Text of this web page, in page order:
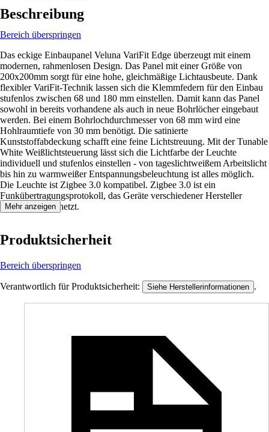
Beschreibung
Bereich überspringen
Das eckige Einbaupanel Veluna VariFit Edge überzeugt mit einem
modernen, rahmenlosen Design. Das Panel mit einer Größe von
200x200mm sorgt für eine hohe, gleichmäßige Lichtausbeute. Dank
flexibler VariFit-Technik lassen sich die Klemmfedern für den Einbau
stufenlos zwischen 68 und 180 mm einstellen. Damit kann das Panel
sowohl in bereits vorhandene als auch in neue Bohrlöcher eingebaut
werden. Bei einem Bohrlochdurchmesser von 68 mm wird eine
Hohlraumtiefe von 30 mm benötigt. Die satinierte
Kunststoffabdeckung schafft eine feine Lichtstreuung. Mit der Tunable
White Weißlichtsteuerung lässt sich die Lichtfarbe der Leuchte
individuell und stufenlos einstellen - von tageslichtweißem Arbeitslicht
bis hin zu warmweißer Entspannungsbeleuchtung ist alles möglich.
Die Leuchte ist Zigbee 3.0 kompatibel. Zigbee 3.0 ist ein
Funkübertragungsprotokoll, das Geräte verschiedener Hersteller
miteinander vernetzt.
Mehr anzeigen
Produktsicherheit
Bereich überspringen
Verantwortlich für Produktsicherheit: Siehe Herstellerinformationen .